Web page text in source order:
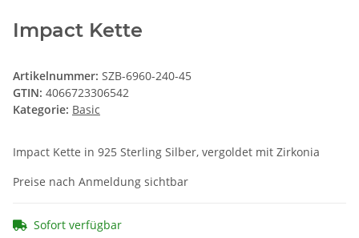
Impact Kette
Artikelnummer: SZB-6960-240-45
GTIN: 4066723306542
Kategorie: Basic
Impact Kette in 925 Sterling Silber, vergoldet mit Zirkonia
Preise nach Anmeldung sichtbar
Sofort verfügbar